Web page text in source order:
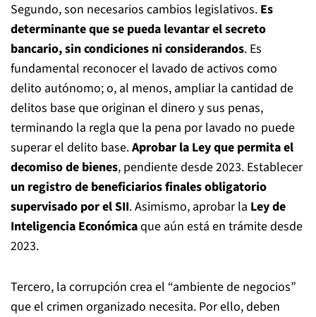
Segundo, son necesarios cambios legislativos. Es
determinante que se pueda levantar el secreto
bancario, sin condiciones ni considerandos. Es
fundamental reconocer el lavado de activos como
delito autónomo; o, al menos, ampliar la cantidad de
delitos base que originan el dinero y sus penas,
terminando la regla que la pena por lavado no puede
superar el delito base.Aprobar la Ley que permita el
decomiso de bienes, pendiente desde 2023. Establecer
un registro de beneficiarios finales obligatorio
supervisado por el SII. Asimismo, aprobar la Ley de
Inteligencia Económicaque aún está en trámite desde
2023.
Tercero, la corrupción crea el “ambiente de negocios”
que el crimen organizado necesita. Por ello, deben